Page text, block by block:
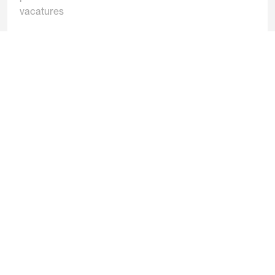
vacatures